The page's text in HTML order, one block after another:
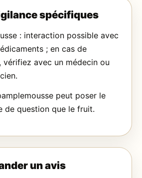
spécifiques
: interaction possible avec
; en cas de
vérifiez avec un médecin ou
peut poser le
de question que le fruit.
un avis